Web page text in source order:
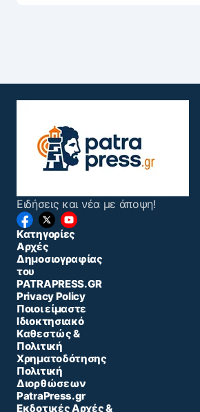
Ειδήσεις και νέα με άποψη!
Κατηγορίες
Αρχές
Δημοσιογραφίας
του
PATRAPRESS.GR
Privacy Policy
Ποιοι είμαστε
Ιδιοκτησιακό
Καθεστώς &
Πολιτική
Χρηματοδότησης
Πολιτική
Διορθώσεων
PatraPress.gr
Εκδοτικές Αρχές &